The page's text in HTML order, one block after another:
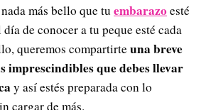
más bello que tu embarazoesté
de conocer a tu peque esté cada
queremos compartirteuna breve
imprescindibles que debes llevar
y así estés preparada con lo
cargar de más.